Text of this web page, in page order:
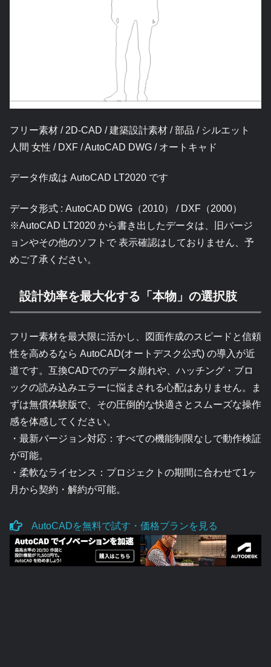
フリー素材 / 2D-CAD / 建築設計素材 / 部品 / シルエット
人間 女性 / DXF / AutoCAD DWG / オートキャド
データ作成は AutoCAD LT2020 です
データ形式 : AutoCAD DWG（2010） / DXF（2000）
※AutoCAD LT2020 から書き出したデータは、旧バージ
ョンやその他のソフトで 表示確認はしておりません、予
めご了承ください。
設計効率を最大化する「本物」の選択肢
フリー素材を最大限に活かし、図面作成のスピードと信頼
性を高めるなら AutoCAD(オートデスク公式) の導入が近
道です。互換CADでのデータ崩れや、ハッチング・ブロ
ックの読み込みエラーに悩まされる心配はありません。ま
ずは無償体験版で、その圧倒的な快適さとスムーズな操作
感を体感してください。
・最新バージョン対応：すべての機能制限なしで動作検証
が可能。
・柔軟なライセンス：プロジェクトの期間に合わせて1ヶ
月から契約・解約が可能。
AutoCADを無料で試す・価格プランを見る